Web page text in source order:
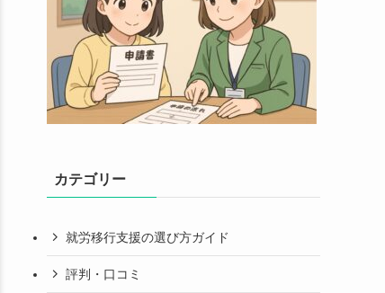
カテゴリー
就労移行支援の選び方ガイド
評判・口コミ